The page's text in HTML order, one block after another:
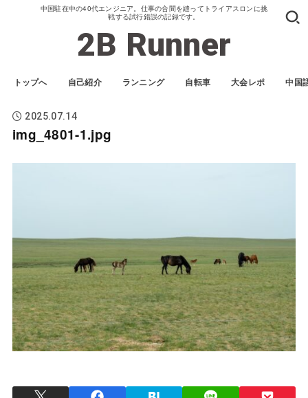
中国駐在中の40代エンジニア。仕事の合間を縫ってトライアスロンに挑
戦する試行錯誤の記録です。
2B Runner
トップへ 自己紹介 ランニング 自転車 大会レポ 中国
2025.07.14
img_4801-1.jpg